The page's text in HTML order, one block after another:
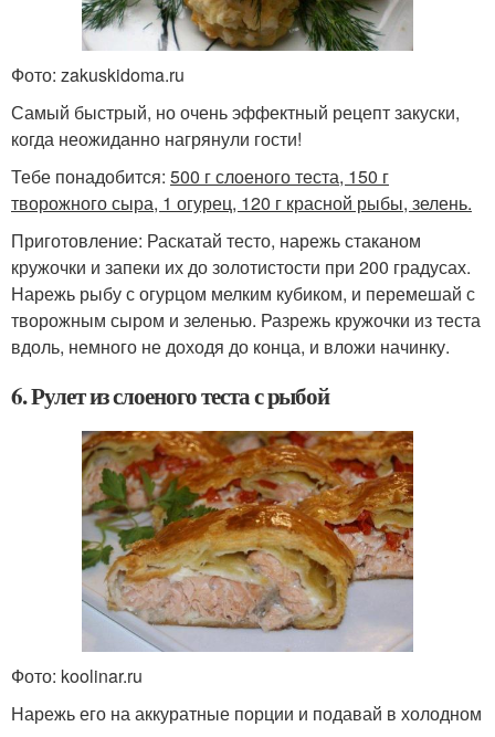
Фото: zakuskidoma.ru
Самый быстрый, но очень эффектный рецепт закуски,
когда неожиданно нагрянули гости!
Тебе понадобится: 500 г слоеного теста, 150 г
творожного сыра, 1 огурец, 120 г красной рыбы, зелень.
Приготовление: Раскатай тесто, нарежь стаканом
кружочки и запеки их до золотистости при 200 градусах.
Нарежь рыбу с огурцом мелким кубиком, и перемешай с
творожным сыром и зеленью. Разрежь кружочки из теста
вдоль, немного не доходя до конца, и вложи начинку.
6. Рулет из слоеного теста с рыбой
Фото: koolinar.ru
Нарежь его на аккуратные порции и подавай в холодном